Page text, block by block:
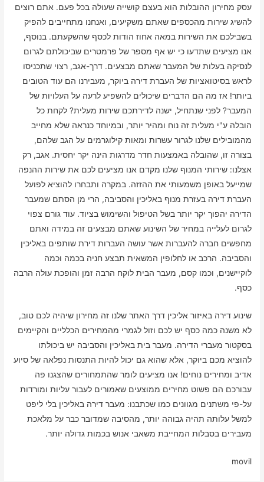
עסק מחירון ההובלות הוא בעצם קושייה שעולה בכל פעם. אתם רוצים
להשיג שירות מהכספים שאתם משקיעים, ואנחנו מתחייבים להפיק
בשבילכם את השירות במאה אחוז הודות לכסף שהשקעתם. בנוסף,
אנו מציעים שתדעו כי יש אף מספר של פרמטרים שביכולתם לגרום
לנסיקה בעלות של המעבר שאתם מבצעים. דרך-אגב, רצוי שתכניסו
לראש בסיטואציות של העברת דירה ביוקר, מעבירנו הם עוד הטובים
ביותר! אז מה הם הדברים שיכולים להשפיע לרעה על העלויות של
המעבר? לפני שנתחיל, ישנה לדירתכם שירות מעלית? לקחת כל
הובלה ע"י מעלית זה נוח ומהיר יותר, ובמיוחד כנראה שלא מחייב
מהמובילים שלנו לגרור עשרות ומאות קילוגרמים על הגב שלהם,
בצורה זו, שהובלה באמצעות חדר מדרגות הינה יקר יחסית. אגב, רק
אצלנו: שירותי המנוף שלנו מקדם אנו מציעים לכם את שירות ההנפה
שמייעל באופן משמעותי את ההזזה. במקרה ותבחרו להוציא לפועל
העברת דירה בעזרת מנוף באליכין והסביבה, הרי מן הסתם שמעבר
הדירה יהפוך יקר יותר בשל הטיפול והשימוש בציוד. עוד גורם צפוי
לגרום לעלייה במחיר של השינוע שאתם מבצעים זה במידה ואתם
מחפשים חברה להעברות אשר עושה העברות דירת שותפים באליכין
והסביבה. הרכב או לחלופין המשאית תבצע חניה בכמה וכמה
לוקיישנים, וכמו קסם, מעבר הבית לוקח הרבה זמן והופכת עולה הרבה
כסף.
שינוע דירה באיזור אליכין דרך האתר שלנו זה מחירון שיהיה לכם טוב,
לא משנה כמה כסף יש לכם וזול לגמרי מהמחירים הכלליים והקיימים
בסקטור מעברי הדירה. מעבר בית באליכין והסביבה יש ביכולתו
להוציא מכם ביוקר, אלא שהוא גם יכול להיות התנסות נפלאה של סיוע
אדיב ומחירים נוחים! אנו מציעים לומר שהתמחורים שהצגנו פה
עבורכם הם פשוט מחירים ממוצעים שאמורים לעבור עליות ומורדות
על-פי משתנים מגוונים כמו שכתבנו: מעבר דירה באליכין בלי ליפט
למשל עלותה תהיה גבוהה יותר, מהסיבה שמדובר כבר על מלאכת
מעבירים בסבלות המחייבת משאבי אנוש בכמות גדולה יותר.
movil